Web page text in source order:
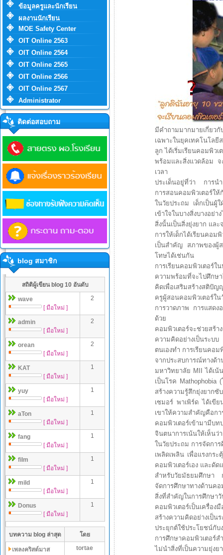
ข้อมูลครูและนักเรียน
ผลงานนักเรียน
MOE Safety Center
OIT Online 2563
OIT Online 2564
OIT Online 2565
OIT Online 2566
OIT Online 2567
Administrator
ติดต่อสอบถาม
blog สมาชิก
สถิติผู้เขียน blog 10 อันดับ
wave
[ มือใหม่ ]
2
admin
[ มือใหม่ ]
2
orean
[ มือใหม่ ]
2
KAT
[ มือใหม่ ]
1
yuy
[ มือใหม่ ]
1
aTon
[ มือใหม่ ]
1
fang
[ มือใหม่ ]
1
film
[ มือใหม่ ]
1
mild
[ มือใหม่ ]
1
Donus
[ มือใหม่ ]
1
บทความ blog ล่าสุด โดย
เพลงคริสต์มาส tortae
มีคำถามมากมายเกี่ยว
เฉพาะในยุคเทคโนโลยี
ลูก ได้เริ่มเรียนคอมพิว
พร้อมและสิ่งแวดล้อม จ
เวลา
ประเด็นอยู่ที่ว่า การนำ
การสอนคอมพิวเตอร์ให้
ในวัยประถม เด็กเป็นผู้
เข้าใจในบางสิ่งบางอย่
สิ่งนั้นเป็นสิ่งยุ่งยาก แล
การให้เด็กได้เรียนคอม
เป็นสำคัญ สภาพของผู้ส
โทษได้เช่นกัน
การเรียนคอมพิวเตอร์
ความพร้อมที่จะไปศึกษ
คิดเพื่อเสริมสร้างสติปัญ
ครูผู้สอนคอมพิวเตอร์ใ
การวาดภาพ การแสดง
ด้วย
คอมพิวเตอร์จะช่วยสร้า
ความคิดอย่างเป็นระบ
ตนเองทำ การเรียนคอ
จากประสบการณ์ทางด้
มหาวิทยาลัย MII ได้เน้
เป็นโรค
สร้างความรู้สึกยุ่งยากซั
เซมอร์ พาเพิร์ด ได้เขี
เขาให้ความสำคัญคือ
คอมพิวเตอร์เข้ามามีบ
จินตนาการเน้นให้เห็นว่
ในวัยประถม การจัดกา
เพลิดเพลิน เพื่อแรงกร
คอมพิวเตอร์เอง และดัด
สำหรับวัยมัธยมศึกษา
จัดการศึกษาทางด้านคอ
สิ่งที่สำคัญในการศึกษา
คอมพิวเตอร์เป็นเครื่อง
สร้างความคิดอย่างเป็
ประยุกต์ใช้ประโยชน์กับ
การศึกษาคอมพิวเตอร์
ไม่นำสิ่งที่เป็นความยุ่ง